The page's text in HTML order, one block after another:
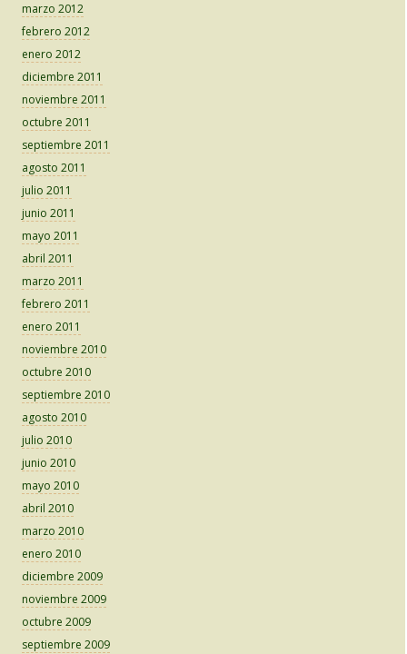
marzo 2012
febrero 2012
enero 2012
diciembre 2011
noviembre 2011
octubre 2011
septiembre 2011
agosto 2011
julio 2011
junio 2011
mayo 2011
abril 2011
marzo 2011
febrero 2011
enero 2011
noviembre 2010
octubre 2010
septiembre 2010
agosto 2010
julio 2010
junio 2010
mayo 2010
abril 2010
marzo 2010
enero 2010
diciembre 2009
noviembre 2009
octubre 2009
septiembre 2009